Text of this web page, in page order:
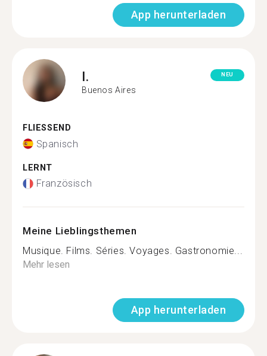
App herunterladen
I.
Buenos Aires
NEU
FLIESSEND
Spanisch
LERNT
Französisch
Meine Lieblingsthemen
Musique. Films. Séries. Voyages. Gastronomie...
Mehr lesen
App herunterladen